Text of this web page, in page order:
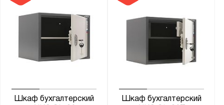
Шкаф бухгалтерский
Шкаф бухгалтерский
от
от до